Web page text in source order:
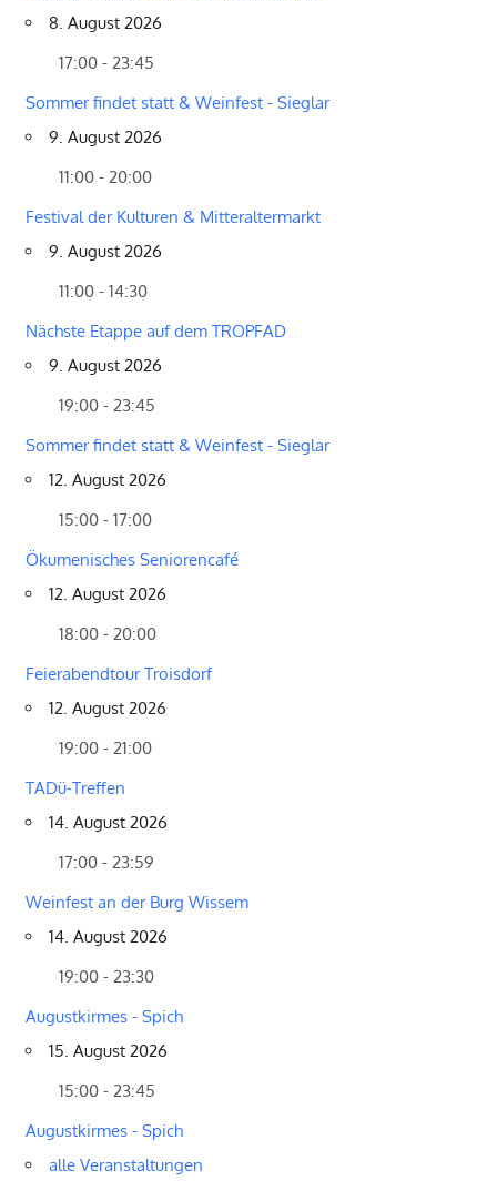
8. August 2026
17:00 - 23:45
Sommer findet statt & Weinfest - Sieglar
9. August 2026
11:00 - 20:00
Festival der Kulturen & Mitteraltermarkt
9. August 2026
11:00 - 14:30
Nächste Etappe auf dem TROPFAD
9. August 2026
19:00 - 23:45
Sommer findet statt & Weinfest - Sieglar
12. August 2026
15:00 - 17:00
Ökumenisches Seniorencafé
12. August 2026
18:00 - 20:00
Feierabendtour Troisdorf
12. August 2026
19:00 - 21:00
TADü-Treffen
14. August 2026
17:00 - 23:59
Weinfest an der Burg Wissem
14. August 2026
19:00 - 23:30
Augustkirmes - Spich
15. August 2026
15:00 - 23:45
Augustkirmes - Spich
alle Veranstaltungen